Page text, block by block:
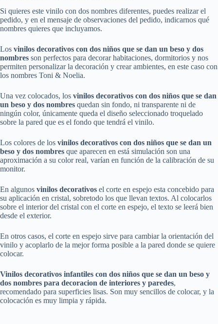
Si quieres este vinilo con dos nombres diferentes, puedes realizar el
pedido, y en el mensaje de observaciones del pedido, indicarnos qué
nombres quieres que incluyamos.
Los vinilos decorativos con dos niños que se dan un beso y dos
nombres son perfectos para decorar habitaciones, dormitorios y nos
permiten personalizar la decoración y crear ambientes, en este caso con
los nombres Toni & Noelia.
Una vez colocados, los vinilos decorativos con dos niños que se dan
un beso y dos nombres quedan sin fondo, ni transparente ni de
ningún color, únicamente queda el diseño seleccionado troquelado
sobre la pared que es el fondo que tendrá el vinilo.
Los colores de los vinilos decorativos con dos niños que se dan un
beso y dos nombres que aparecen en está simulación son una
aproximación a su color real, varían en función de la calibración de su
monitor.
En algunos vinilos decorativos el corte en espejo esta concebido para
su aplicación en cristal, sobretodo los que llevan textos. Al colocarlos
sobre el interior del cristal con el corte en espejo, el texto se leerá bien
desde el exterior.
En otros casos, el corte en espejo sirve para cambiar la orientación del
vinilo y acoplarlo de la mejor forma posible a la pared donde se quiere
colocar.
Vinilos decorativos infantiles con dos niños que se dan un beso y
dos nombres para decoracion de interiores y paredes,
recomendado para superficies lisas. Son muy sencillos de colocar, y la
colocación es muy limpia y rápida.